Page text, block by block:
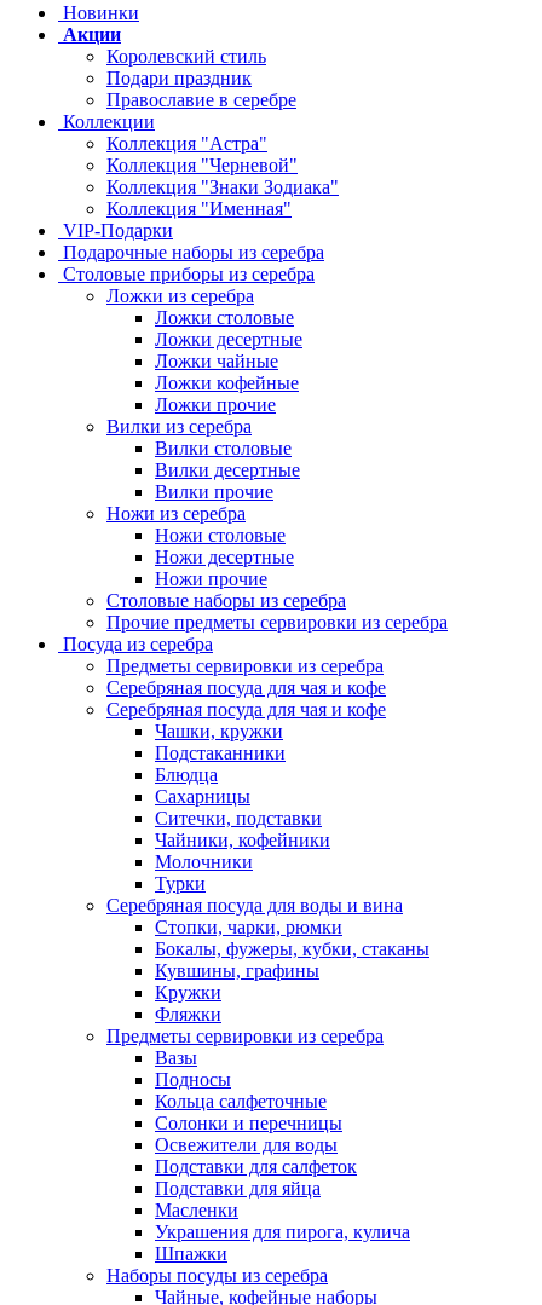
Новинки
Акции
Королевский стиль
Подари праздник
Православие в серебре
Коллекции
Коллекция "Астра"
Коллекция "Черневой"
Коллекция "Знаки Зодиака"
Коллекция "Именная"
VIP-Подарки
Подарочные наборы из серебра
Столовые приборы из серебра
Ложки из серебра
Ложки столовые
Ложки десертные
Ложки чайные
Ложки кофейные
Ложки прочие
Вилки из серебра
Вилки столовые
Вилки десертные
Вилки прочие
Ножи из серебра
Ножи столовые
Ножи десертные
Ножи прочие
Столовые наборы из серебра
Прочие предметы сервировки из серебра
Посуда из серебра
Предметы сервировки из серебра
Серебряная посуда для чая и кофе
Серебряная посуда для чая и кофе
Чашки, кружки
Подстаканники
Блюдца
Сахарницы
Ситечки, подставки
Чайники, кофейники
Молочники
Турки
Серебряная посуда для воды и вина
Стопки, чарки, рюмки
Бокалы, фужеры, кубки, стаканы
Кувшины, графины
Кружки
Фляжки
Предметы сервировки из серебра
Вазы
Подносы
Кольца салфеточные
Солонки и перечницы
Освежители для воды
Подставки для салфеток
Подставки для яйца
Масленки
Украшения для пирога, кулича
Шпажки
Наборы посуды из серебра
Чайные, кофейные наборы